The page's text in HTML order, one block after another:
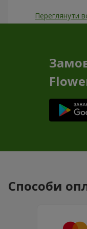
Переглянути
Способи